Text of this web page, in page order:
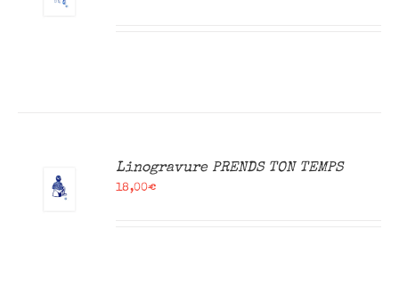
Linogravure PRENDS TON TEMPS
18,00€